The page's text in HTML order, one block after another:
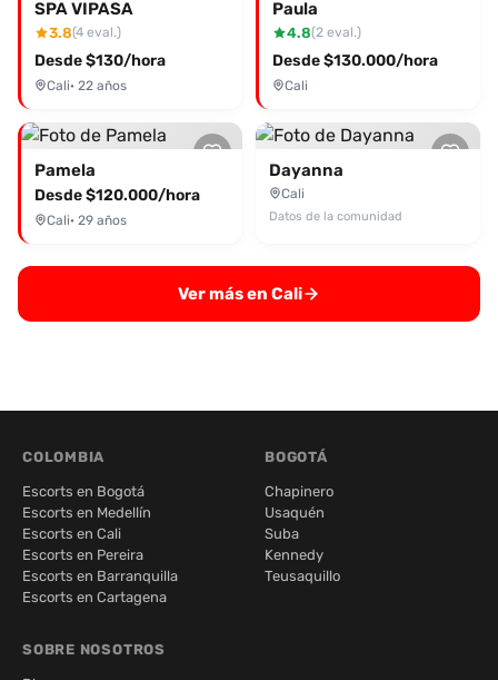
SPA VIPASA
3.8(4 eval.)
Desde $130/hora
Cali· 22 años
Paula
4.8(2 eval.)
Desde $130.000/hora
Cali
Pamela
Desde $120.000/hora
Cali· 29 años
Dayanna
Cali
Datos de la comunidad
Ver más en Cali
COLOMBIA
Escorts en Bogotá
Escorts en Medellín
Escorts en Cali
Escorts en Pereira
Escorts en Barranquilla
Escorts en Cartagena
BOGOTÁ
Chapinero
Usaquén
Suba
Kennedy
Teusaquillo
SOBRE NOSOTROS